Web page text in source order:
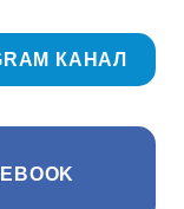
КАНАЛ